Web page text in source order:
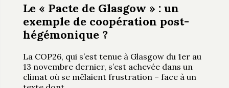
Le « Pacte de Glasgow » : un
exemple de coopération post-
hégémonique ?
La COP26, qui s’est tenue à Glasgow du 1er au
13 novembre dernier, s’est achevée dans un
climat où se mêlaient frustration – face à un